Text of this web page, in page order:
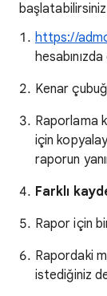
https://
Kenar
Raporlama
için
raporun
Farklı
Rapor için
Rapordaki
istediğiniz